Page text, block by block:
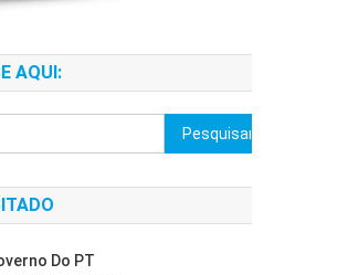
AQUI:
Pesquisar
por:
Do PT